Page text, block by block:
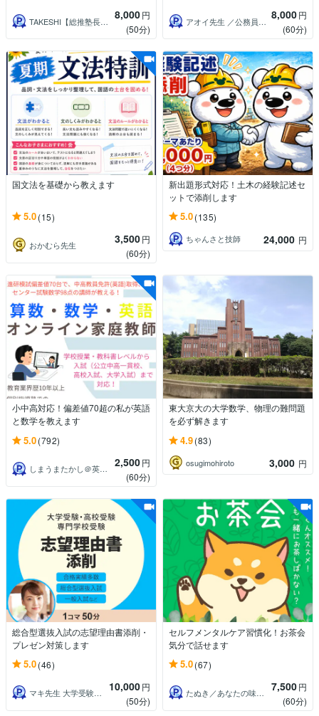
TAKESHI【総推塾長・元高校教員】 8,000円
(50分)
アオイ先生 ／公務員対策現役プロ講師 8,000円
(60分)
国文法を基礎から教えます
5.0(15)
おかむら先生 3,500円
(60分)
新出題形式対応！土木の経験記述セ
ットで添削します
5.0(135)
ちゃんさと技師 24,000 円
小中高対応！偏差値70超の私が英語
と数学を教えます
5.0(792)
しまうまたかし＠英語数学成績UPメソッド 2,500円
(60分)
東大京大の大学数学、物理の難問題
を必ず解きます
4.9(83)
osugimohiroto 3,000 円
総合型選抜入試の志望理由書添削・
プレゼン対策します
5.0(46)
マキ先生 大学受験指導歴26年プロ講師 10,000円
(50分)
セルフメンタルケア習慣化！お茶会
気分で話せます
5.0(67)
たぬき／あなたの味方につきます 7,500円
(60分)